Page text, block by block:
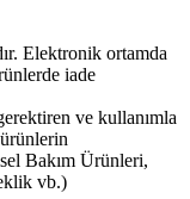
Elektronik ortamda
iade
ve kullanımla
Bakım Ürünleri,
vb.)